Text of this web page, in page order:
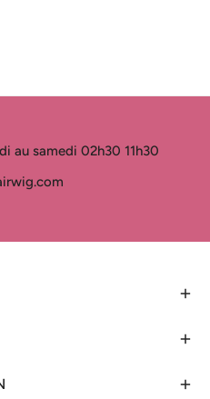
au samedi 02h30 11h30